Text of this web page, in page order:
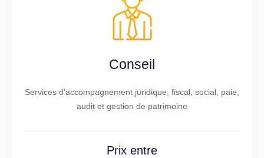
Conseil
Services d'accompagnement juridique, fiscal, social, paie,
audit et gestion de patrimoine
Prix entre